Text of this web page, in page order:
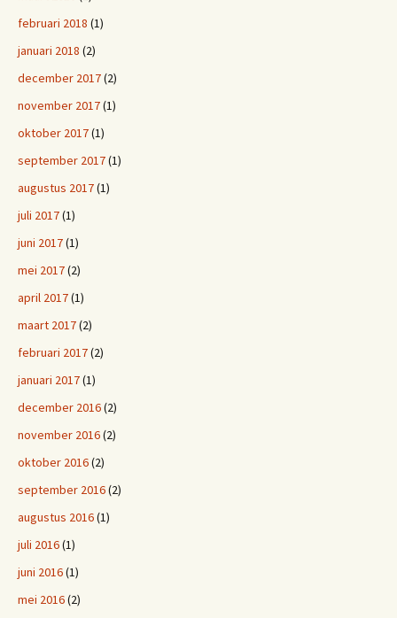
februari 2018 (1)
januari 2018 (2)
december 2017(2)
november 2017(1)
oktober 2017(1)
september 2017(1)
augustus 2017(1)
juli 2017(1)
juni 2017(1)
mei 2017(2)
april 2017(1)
maart 2017(2)
februari 2017(2)
januari 2017(1)
december 2016(2)
november 2016(2)
oktober 2016(2)
september 2016(2)
augustus 2016(1)
juli 2016(1)
juni 2016(1)
mei 2016(2)